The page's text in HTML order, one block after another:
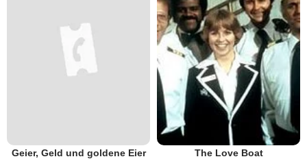
Geier, Geld und goldene Eier The Love Boat